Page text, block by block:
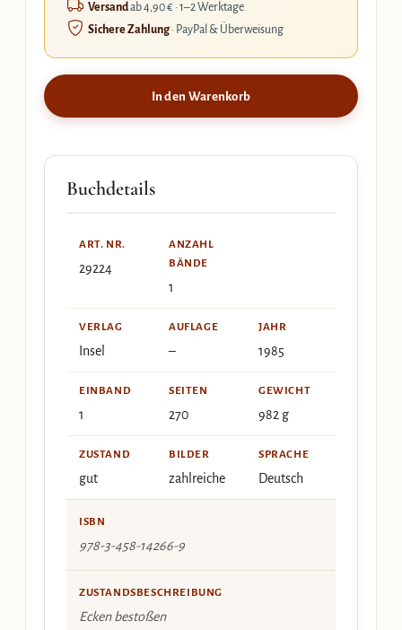
Versandab 4,90 € · 1–2 Werktage
Sichere Zahlung· PayPal & Überweisung
In den Warenkorb
Buchdetails
ART. NR.
29224
ANZAHL
BÄNDE
1
VERLAG
Insel
AUFLAGE
–
JAHR
1985
EINBAND
1
SEITEN
270
GEWICHT
982 g
ZUSTAND
gut
BILDER
zahlreiche
SPRACHE
Deutsch
ISBN
978-3-458-14266-9
ZUSTANDSBESCHREIBUNG
Ecken bestoßen